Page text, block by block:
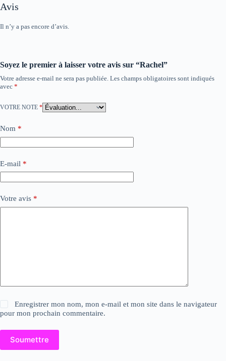
Avis
Il n’y a pas encore d’avis.
Soyez le premier à laisser votre avis sur “Rachel”
Votre adresse e-mail ne sera pas publiée. Les champs obligatoires sont indiqués
avec *
VOTRE NOTE *
Nom *
E-mail *
Votre avis *
Enregistrer mon nom, mon e-mail et mon site dans le navigateur
pour mon prochain commentaire.
Soumettre